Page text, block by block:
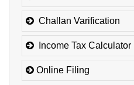
Challan Varification
Income Tax Calculator
Online Filing